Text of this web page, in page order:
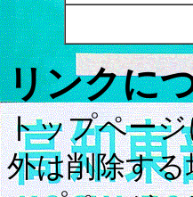
リンクに
トップペー
外は削除す